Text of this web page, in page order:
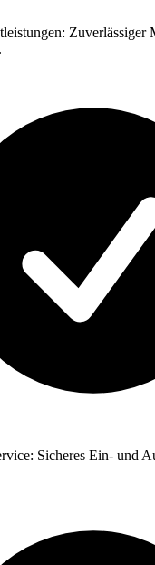
Zuverlässiger
Sicheres Ein- und